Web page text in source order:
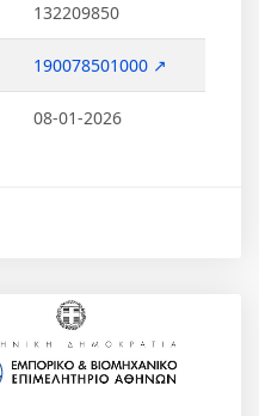
132209850
190078501000 ↗
08-01-2026